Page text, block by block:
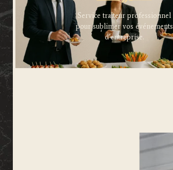
Service traiteur professionnel
pour sublimer vos événements
d’entreprise.